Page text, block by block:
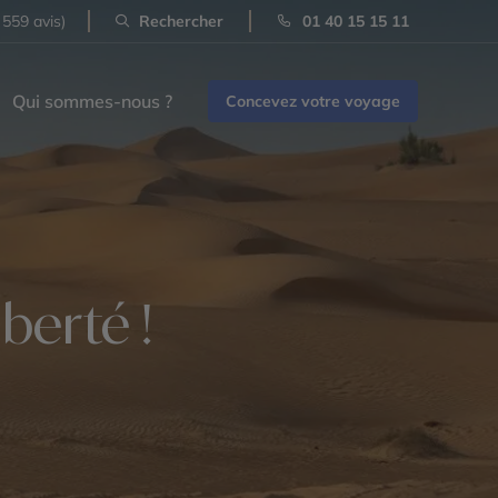
avis) Rechercher 01 40 15 15 11
Qui sommes-nous ? Concevez votre voyage
!